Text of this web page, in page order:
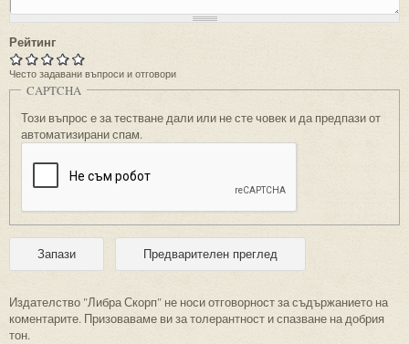
Рейтинг
Често задавани въпроси и отговори
CAPTCHA
Този въпрос е за тестване дали или не сте човек и да предпази от
автоматизирани спам.
Издателство "Либра Скорп" не носи отговорност за съдържанието на
коментарите. Призоваваме ви за толерантност и спазване на добрия
тон.